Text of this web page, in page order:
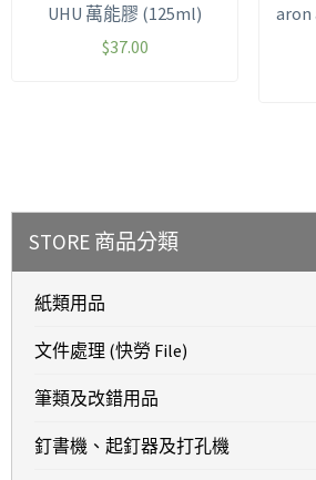
UHU 萬能膠 (125ml)
$37.00
aron
STORE 商品分類
紙類用品
文件處理 (快勞 File)
筆類及改錯用品
釘書機、起釘器及打孔機